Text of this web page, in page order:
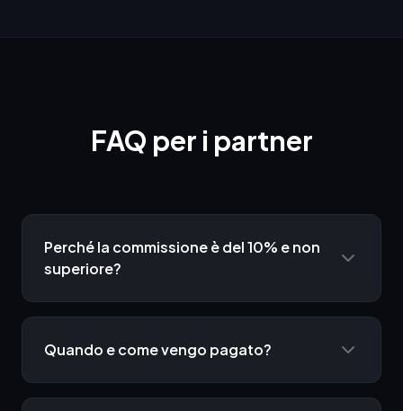
FAQ per i partner
Perché la commissione è del 10% e non
superiore?
Quando e come vengo pagato?